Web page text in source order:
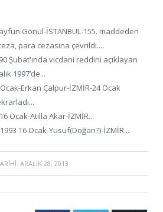
Gönül-İSTANBUL-155. maddeden
para cezasına çevrildi....
Şubat'ında vicdani reddini açıklayan
1997’de...
Erkan Çalpur-İZMİR-24 Ocak
Ocak-Atilla Akar-İZMİR...
1993 16 Ocak-Yusuf(Doğan?)-İZMİR...
ARALIK 28, 2013